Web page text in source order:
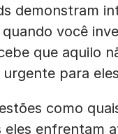
demonstram
você
que aquilo
para
como
eles enfrentam